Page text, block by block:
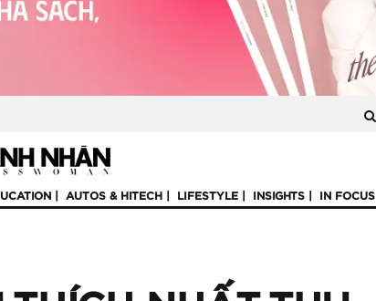
AUTOS & HITECH LIFESTYLE INSIGHTS IN FOCUS